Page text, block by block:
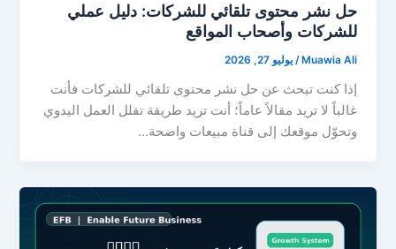
حل نشر محتوى تلقائي للشركات: دليل عملي
للشركات وأصحاب المواقع
Muawia Ali
/يوليو 27, 2026
إذا كنت تبحث عن حل نشر محتوى تلقائي للشركات فأنت
غالباً لا تريد مقالاً عاماً؛ أنت تريد طريقة تقلل العمل اليدوي
وتحوّل موقعك إلى قناة مبيعات واضحة…